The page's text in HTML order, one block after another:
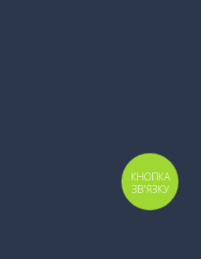
КНОПКА
ЗВ'ЯЗКУ